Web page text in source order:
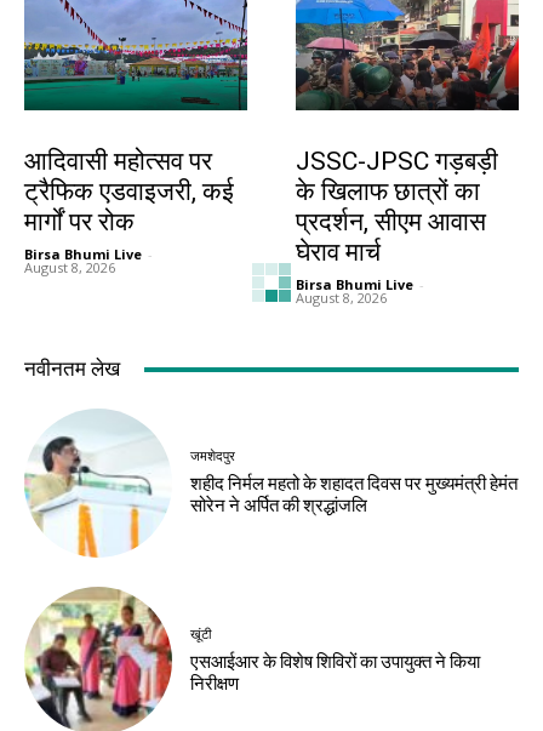
आदिवासी महोत्सव पर
ट्रैफिक एडवाइजरी, कई
मार्गों पर रोक
Birsa Bhumi Live -
August 8, 2026
JSSC-JPSC गड़बड़ी
के खिलाफ छात्रों का
प्रदर्शन, सीएम आवास
घेराव मार्च
Birsa Bhumi Live -
August 8, 2026
झारखंड न्यूज़
10 अगस्त को विधानसभा
घेराव, छात्रों से रांची
Birsa Bhumi Live
August 8, 2026
करियर
मर्चेंट नेवी में कैसे बनाएं